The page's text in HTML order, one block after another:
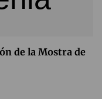
de la Mostra de